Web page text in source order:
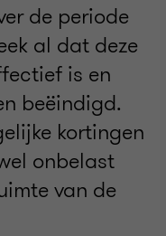
de periode
al dat deze
is en
beëindigd.
kortingen
onbelast
van de